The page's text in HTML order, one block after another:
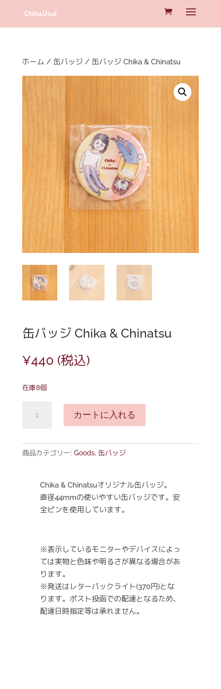
ホーム / 缶バッジ/ 缶バッジ Chika & Chinatsu
缶バッジ Chika & Chinatsu
¥440 (税込)
在庫8個
ジ
Chika
Chinatsu
カートに入れる
商品カテゴリー: Goods, 缶バッジ
Chika & Chinatsuオリジナル缶バッジ。
直径44mmの使いやすい缶バッジです。安
全ピンを使用しています。
※表示しているモニターやデバイスによっ
ては実物と色味や明るさが異なる場合があ
ります。
※発送はレターパックライト(370円)とな
ります。ポスト投函での配達となるため、
配達日時指定等は承れません。